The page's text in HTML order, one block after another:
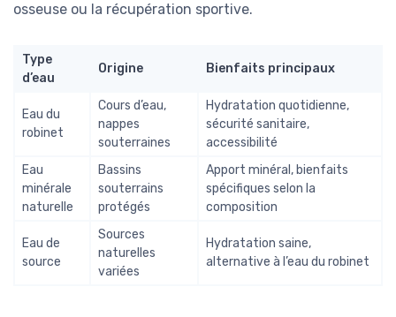
osseuse ou la récupération sportive.
Type
d’eau
Origine Bienfaits principaux
Eau du
robinet
Cours d’eau,
nappes
souterraines
Hydratation quotidienne,
sécurité sanitaire,
accessibilité
Eau
minérale
naturelle
Bassins
souterrains
protégés
Apport minéral, bienfaits
spécifiques selon la
composition
Eau de
source
Sources
naturelles
variées
Hydratation saine,
alternative à l’eau du robinet